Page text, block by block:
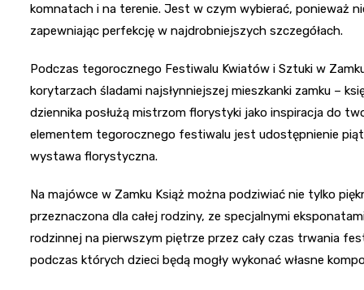
komnatach i na terenie. Jest w czym wybierać, ponieważ
zapewniając perfekcję w najdrobniejszych szczegółach.
Podczas tegorocznego Festiwalu Kwiatów i Sztuki w
korytarzach śladami najsłynniejszej mieszkanki zamku –
dziennika posłużą mistrzom florystyki jako inspiracja do
elementem tegorocznego festiwalu jest udostępnienie
wystawa florystyczna.
Na majówce w Zamku Książ można podziwiać nie tylko
przeznaczona dla całej rodziny, ze specjalnymi
rodzinnej na pierwszym piętrze przez cały czas trwania
podczas których dzieci będą mogły wykonać własne